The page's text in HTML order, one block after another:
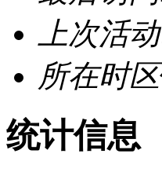
上次活
所在时区
统计信息